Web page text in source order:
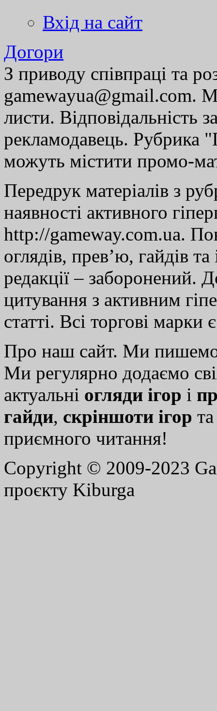
Вхід на сайт
Догори
З приводу співпраці та
gamewayua@gmail.com.
листи. Відповідальність
рекламодавець. Рубрика
можуть містити промо-
Передрук матеріалів з
наявності активного
http://gameway.com.ua.
оглядів, прев’ю, гайдів
редакції – заборонений.
цитування з активним
статті. Всі торгові марки
Про наш сайт. Ми
Ми регулярно додаємо
актуальні огляди ігор і
гайди, скріншоти ігор
приємного читання!
Copyright © 2009-2023
проєкту Kiburga